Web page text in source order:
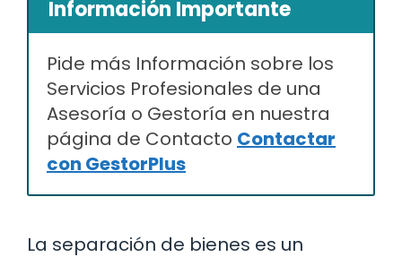
Información Importante
Pide más Información sobre los
Servicios Profesionales de una
Asesoría o Gestoría en nuestra
página de Contacto Contactar
con GestorPlus
La separación de bienes es un